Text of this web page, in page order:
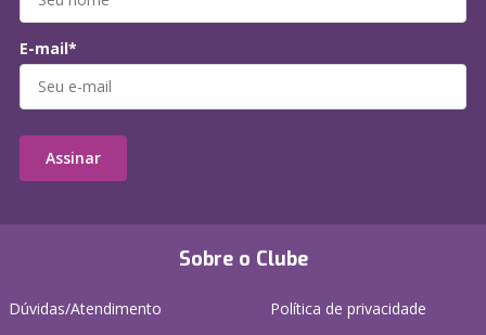
Sobre o Clube
Dúvidas/Atendimento
Política de privacidade
E-mail*
Assinar